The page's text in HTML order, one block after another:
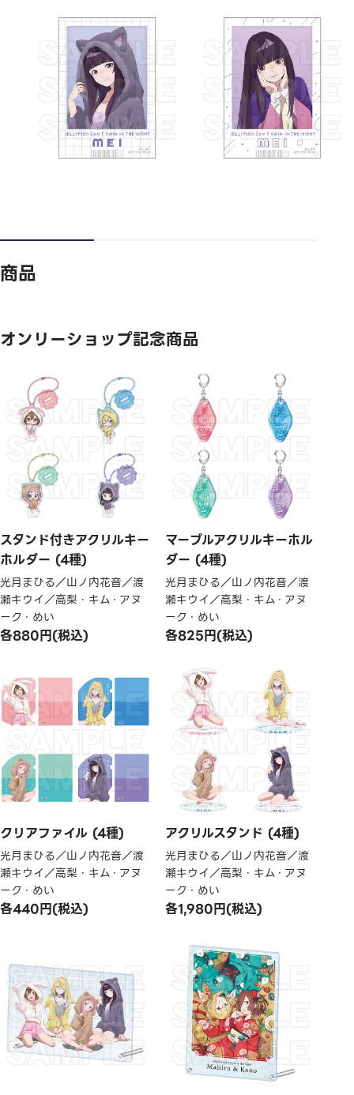
商品
オンリーショップ記念商品
スタンド付きアクリルキー
ホルダー (4種)
光月まひる／山ノ内花音／渡
瀬キウイ／高梨・キム・アヌ
ーク・めい
各880円(税込)
マーブルアクリルキーホル
ダー (4種)
光月まひる／山ノ内花音／渡
瀬キウイ／高梨・キム・アヌ
ーク・めい
各825円(税込)
クリアファイル (4種)
光月まひる／山ノ内花音／渡
瀬キウイ／高梨・キム・アヌ
ーク・めい
各440円(税込)
アクリルスタンド (4種)
光月まひる／山ノ内花音／渡
瀬キウイ／高梨・キム・アヌ
ーク・めい
各1,980円(税込)